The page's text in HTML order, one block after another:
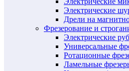
Электрические
Дрели на
Фрезерование и
Электрические
Универсальные
Ротационные
Ламельные